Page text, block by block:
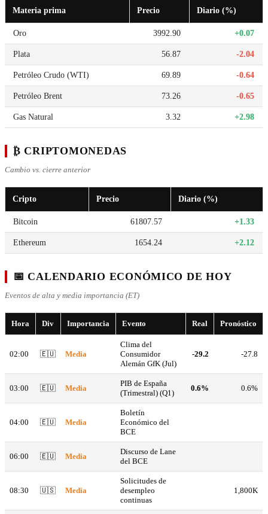
Materia prima Precio Diario (%)
Oro 3992.90 +0.07
Plata 56.87 -2.04
Petróleo Crudo (WTI) 69.89 -0.64
Petróleo Brent 73.26 -0.65
Gas Natural 3.32 +2.98
₿ CRIPTOMONEDAS
Cambio vs. cierre anterior
Cripto Precio Diario (%)
Bitcoin 61807.57 +1.33
Ethereum 1654.24 +2.12
📅 CALENDARIO ECONÓMICO DE HOY
Eventos de alta y media importancia (ET)
Hora Div Importancia Evento Real Pronóstico
02:00 🇪🇺 Media
Clima del
Consumidor
Alemán GfK (Jul)
-29.2 -27.8
03:00 🇪🇺 Media
PIB de España
(Trimestral) (Q1)
0.6% 0.6%
04:00 🇪🇺 Media
Boletín
Económico del
BCE
06:00 🇪🇺 Media
Discurso de Lane
del BCE
08:30 🇺🇸 Media
Solicitudes de
desempleo
continuas
1,800K